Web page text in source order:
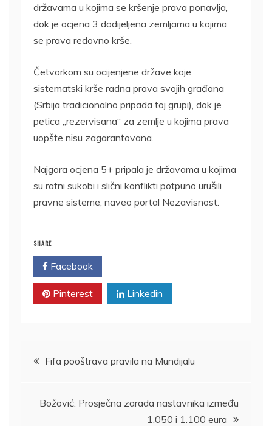
državama u kojima se kršenje prava ponavlja,
dok je ocjena 3 dodijeljena zemljama u kojima
se prava redovno krše.
Četvorkom su ocijenjene države koje
sistematski krše radna prava svojih građana
(Srbija tradicionalno pripada toj grupi), dok je
petica „rezervisana“ za zemlje u kojima prava
uopšte nisu zagarantovana.
Najgora ocjena 5+ pripala je državama u kojima
su ratni sukobi i slični konflikti potpuno urušili
pravne sisteme, naveo portal Nezavisnost.
SHARE
Facebook
Pinterest Linkedin
Kretanje
Fifa pooštrava pravila na Mundijalu
Božović: Prosječna zarada nastavnika između
1.050 i 1.100 eura